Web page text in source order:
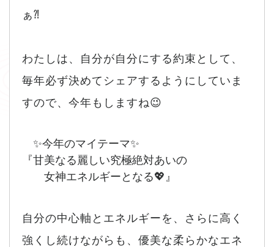
ぁ⁈
わたしは、自分が自分にする約束として、
毎年必ず決めてシェアするようにしていま
すので、今年もしますね😉
✨今年のマイテーマ✨
『甘美なる麗しい究極絶対あいの
女神エネルギーとなる💖』
自分の中心軸とエネルギーを、さらに高く
強くし続けながらも、優美な柔らかなエネ